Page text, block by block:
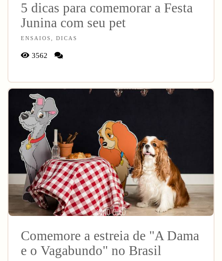
5 dicas para comemorar a Festa
Junina com seu pet
ENSAIOS, DICAS
3562
Comemore a estreia de "A Dama
e o Vagabundo" no Brasil